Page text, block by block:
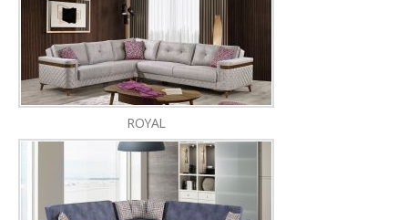
ROYAL